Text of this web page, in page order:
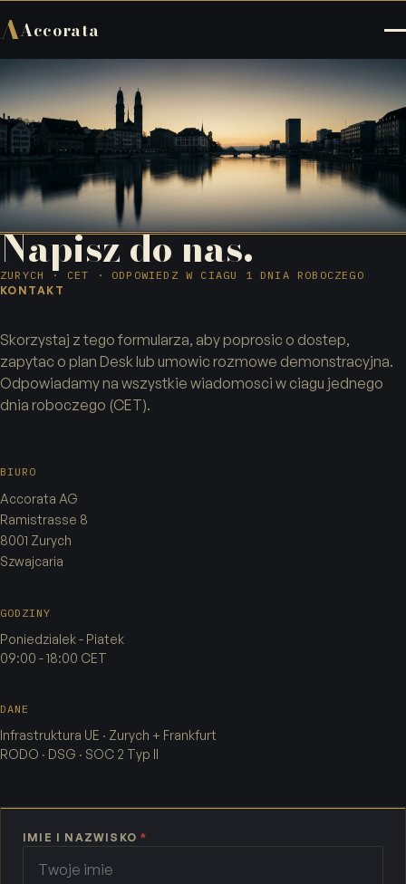
AAccorata
Napisz do nas.
ZURYCH · CET · ODPOWIEDZ W CIAGU 1 DNIA ROBOCZEGO
KONTAKT
Skorzystaj z tego formularza, aby poprosic o dostep,
zapytac o plan Desk lub umowic rozmowe demonstracyjna.
Odpowiadamy na wszystkie wiadomosci w ciagu jednego
dnia roboczego (CET).
BIURO
Accorata AG
Ramistrasse 8
8001 Zurych
Szwajcaria
GODZINY
Poniedzialek - Piatek
09:00 - 18:00 CET
DANE
Infrastruktura UE · Zurych + Frankfurt
RODO · DSG · SOC 2 Typ II
IMIE I NAZWISKO*